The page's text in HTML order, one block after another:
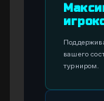
вашего
турниром.